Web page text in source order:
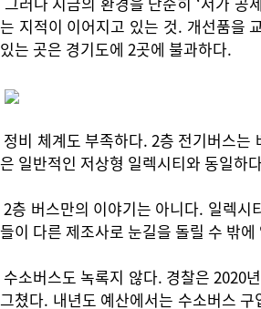
그러나 지금의 환경을 단순히 ‘저가
는 지적이 이어지고 있는 것. 개선품을
있는 곳은 경기도에 2곳에 불과하다.
정비 체계도 부족하다. 2층 전기버스는
은 일반적인 저상형 일렉시티와 동일하
2층 버스만의 이야기는 아니다. 일렉시
들이 다른 제조사로 눈길을 돌릴 수 밖에
수소버스도 녹록지 않다. 경찰은 2020
그쳤다. 내년도 예산에서는 수소버스